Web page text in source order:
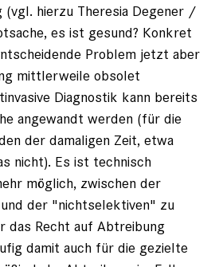
(vgl. hierzu Theresia Degener /
es ist gesund? Konkret
Problem jetzt aber
mittlerweile obsolet
Diagnostik kann bereits
angewandt werden (für die
der damaligen Zeit, etwa
nicht). Es ist technisch
möglich, zwischen der
der "nichtselektiven" zu
das Recht auf Abtreibung
damit auch für die gezielte